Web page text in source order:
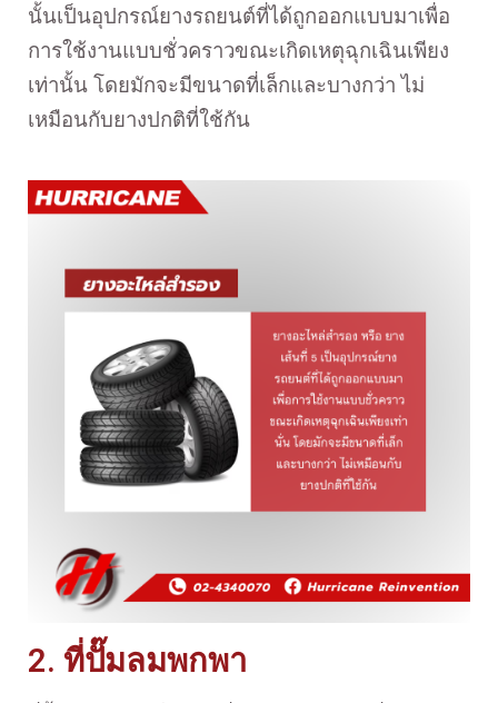
นั้นเป็นอุปกรณ์ยางรถยนต์ที่ได้ถูกออกแบบมาเพื่อ
การใช้งานแบบชั่วคราวขณะเกิดเหตุฉุกเฉินเพียง
เท่านั้น โดยมักจะมีขนาดที่เล็กและบางกว่า ไม่
เหมือนกับยางปกติที่ใช้กัน
2. ที่ปั๊มลมพกพา